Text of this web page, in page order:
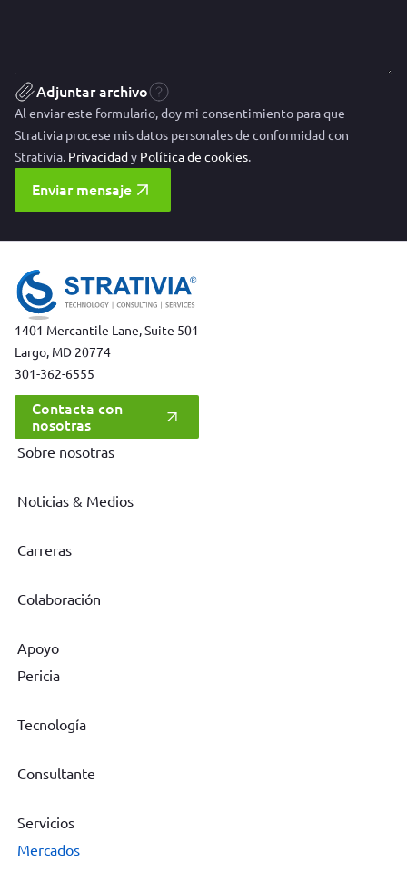
Adjuntar archivo
Al enviar este formulario, doy mi consentimiento para que
Strativia procese mis datos personales de conformidad con
Strativia. Privacidad y Política de cookies.
Enviar mensaje
1401 Mercantile Lane, Suite 501
Largo, MD 20774
301-362-6555
Contacta con
nosotras
Sobre nosotras
Noticias & Medios
Carreras
Colaboración
Apoyo
Pericia
Tecnología
Consultante
Servicios
Mercados